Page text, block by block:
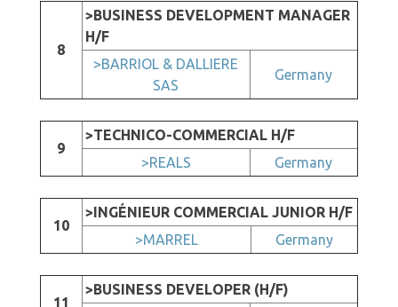
8
>BUSINESS DEVELOPMENT MANAGER
H/F
>BARRIOL & DALLIERE
SAS
Germany
9
>TECHNICO-COMMERCIAL H/F
>REALS
Germany
10
>INGÉNIEUR COMMERCIAL JUNIOR H/F
>MARREL
Germany
11
>BUSINESS DEVELOPER (H/F)